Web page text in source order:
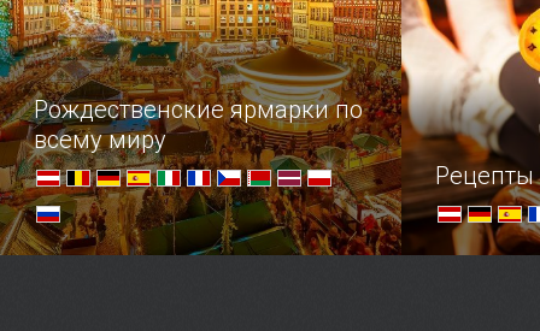
Рождественские ярмарки по
всему миру
Рецепты